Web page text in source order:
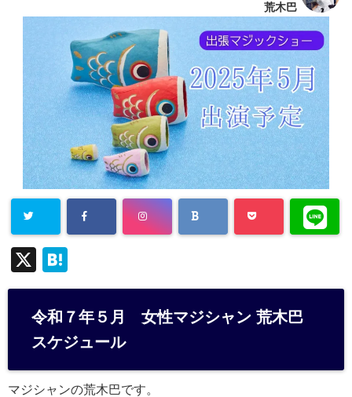
荒木巴
X
at
e
n
令和７年５月 女性マジシャン 荒木巴
スケジュール
マジシャンの荒木巴です。